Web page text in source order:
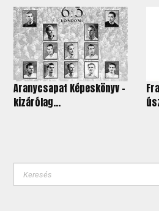
Aranycsapat Képeskönyv –
kizárólag...